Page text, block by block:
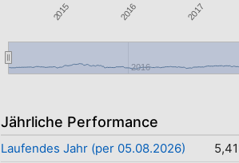
2015 2016 2017
2016
Jährliche Performance
Laufendes Jahr (per 05.08.2026)